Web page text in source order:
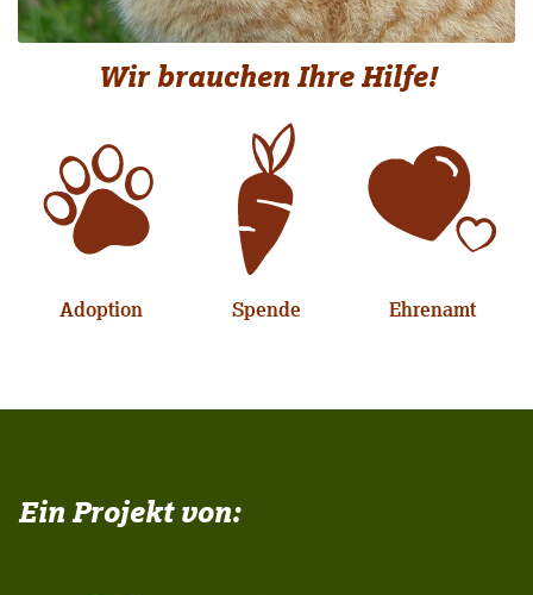
Wir brauchen Ihre Hilfe!
Adoption Spende Ehrenamt
Ein Projekt von: